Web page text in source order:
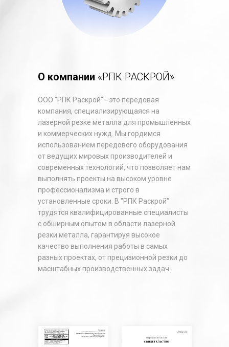
ООО "РПК Раскрой" - это передовая
компания, специализирующаяся на
лазерной резке металла для промышленных
и коммерческих нужд. Мы гордимся
использованием передового оборудования
от ведущих мировых производителей и
современных технологий, что позволяет нам
выполнять проекты на высоком уровне
профессионализма и строго в
установленные сроки. В "РПК Раскрой"
трудятся квалифицированные специалисты
с обширным опытом в области лазерной
резки металла, гарантируя высокое
качество выполнения работы в самых
разных проектах, от прецизионной резки до
масштабных производственных задач.
О компании «РПК РАСКРОЙ»